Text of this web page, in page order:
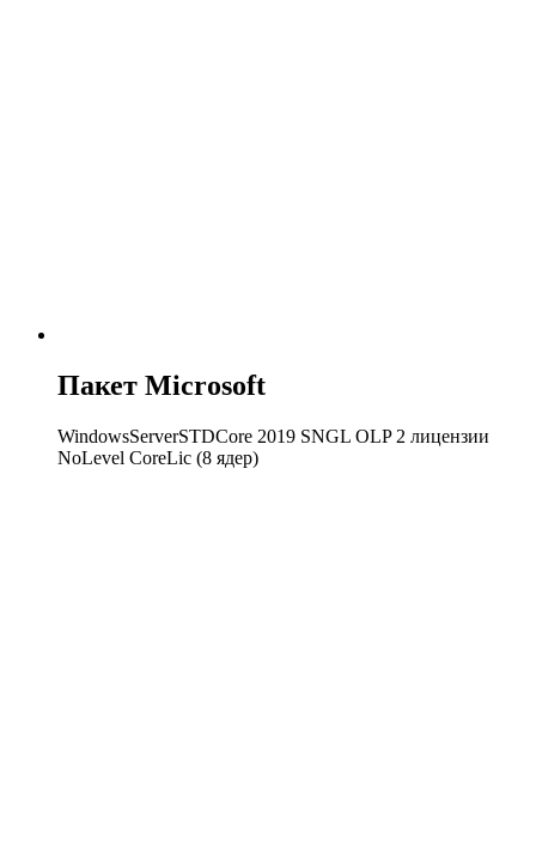
Пакет Microsoft
WindowsServerSTDCore 2019 SNGL OLP 2 лицензии
NoLevel CoreLic (8 ядер)